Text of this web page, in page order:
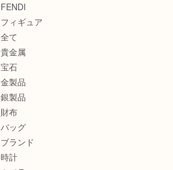
FENDI
フィギュア
全て
貴金属
宝石
金製品
銀製品
財布
バッグ
ブランド
時計